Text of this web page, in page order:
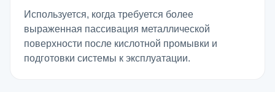
Используется, когда требуется более
выраженная пассивация металлической
поверхности после кислотной промывки и
подготовки системы к эксплуатации.